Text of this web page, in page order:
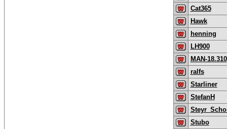
Cat365
Hawk
henning
LH900
MAN-18.310
ralfs
Starliner
StefanH
Stubo